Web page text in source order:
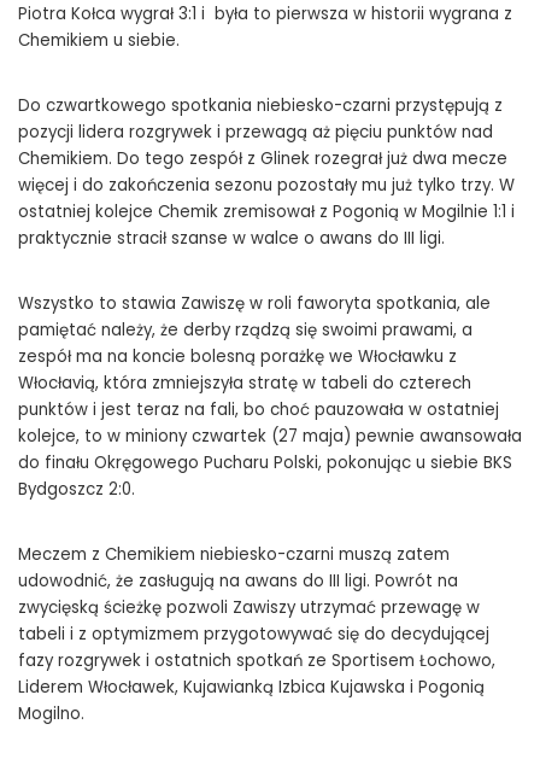
Piotra Kołca wygrał 3:1 i była to pierwsza w historii wygrana z
Chemikiem u siebie.
Do czwartkowego spotkania niebiesko-czarni przystępują z
pozycji lidera rozgrywek i przewagą aż pięciu punktów nad
Chemikiem. Do tego zespół z Glinek rozegrał już dwa mecze
więcej i do zakończenia sezonu pozostały mu już tylko trzy. W
ostatniej kolejce Chemik zremisował z Pogonią w Mogilnie 1:1 i
praktycznie stracił szanse w walce o awans do III ligi.
Wszystko to stawia Zawiszę w roli faworyta spotkania, ale
pamiętać należy, że derby rządzą się swoimi prawami, a
zespół ma na koncie bolesną porażkę we Włocławku z
Włocłavią, która zmniejszyła stratę w tabeli do czterech
punktów i jest teraz na fali, bo choć pauzowała w ostatniej
kolejce, to w miniony czwartek (27 maja) pewnie awansowała
do finału Okręgowego Pucharu Polski, pokonując u siebie BKS
Bydgoszcz 2:0.
Meczem z Chemikiem niebiesko-czarni muszą zatem
udowodnić, że zasługują na awans do III ligi. Powrót na
zwycięską ścieżkę pozwoli Zawiszy utrzymać przewagę w
tabeli i z optymizmem przygotowywać się do decydującej
fazy rozgrywek i ostatnich spotkań ze Sportisem Łochowo,
Liderem Włocławek, Kujawianką Izbica Kujawska i Pogonią
Mogilno.